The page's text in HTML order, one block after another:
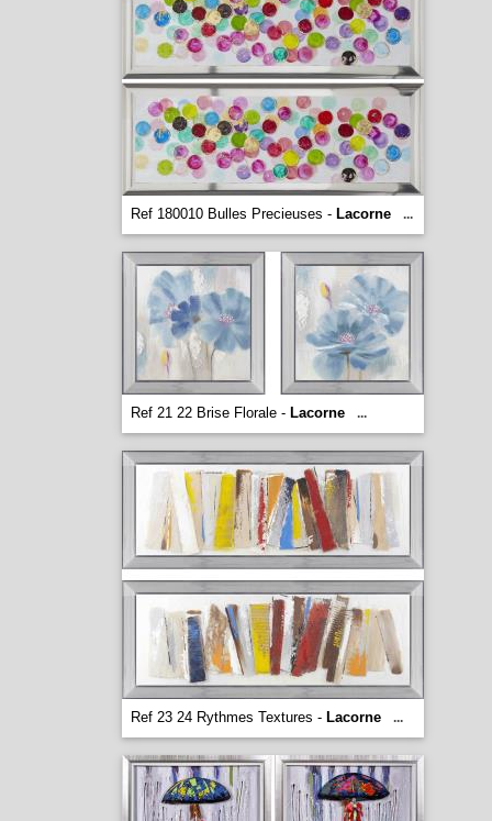
Ref 180010 Bulles Precieuses - Lacorne ...
Ref 21 22 Brise Florale - Lacorne ...
Ref 23 24 Rythmes Textures - Lacorne ...